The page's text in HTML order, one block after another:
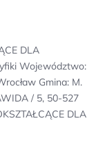
DLA
Województwo:
Gmina: M.
/ 5, 50-527
DLA